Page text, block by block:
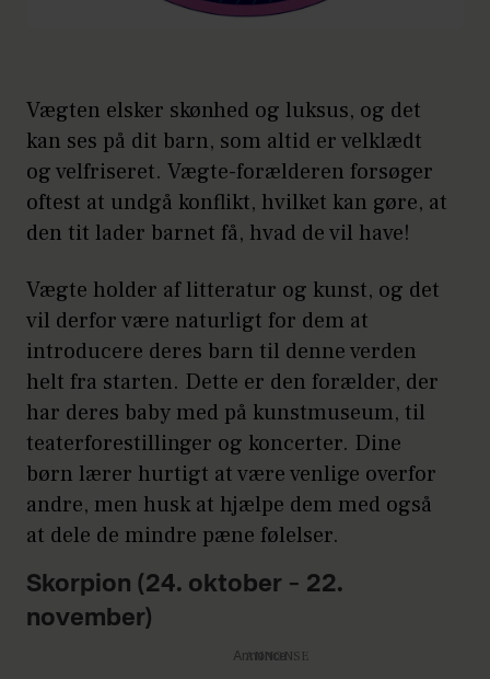
Vægten elsker skønhed og luksus, og det
kan ses på dit barn, som altid er velklædt
og velfriseret. Vægte-forælderen forsøger
oftest at undgå konflikt, hvilket kan gøre, at
den tit lader barnet få, hvad de vil have!
Vægte holder af litteratur og kunst, og det
vil derfor være naturligt for dem at
introducere deres barn til denne verden
helt fra starten. Dette er den forælder, der
har deres baby med på kunstmuseum, til
teaterforestillinger og koncerter. Dine
børn lærer hurtigt at være venlige overfor
andre, men husk at hjælpe dem med også
at dele de mindre pæne følelser.
Skorpion (24. oktober – 22.
november)
Annonce